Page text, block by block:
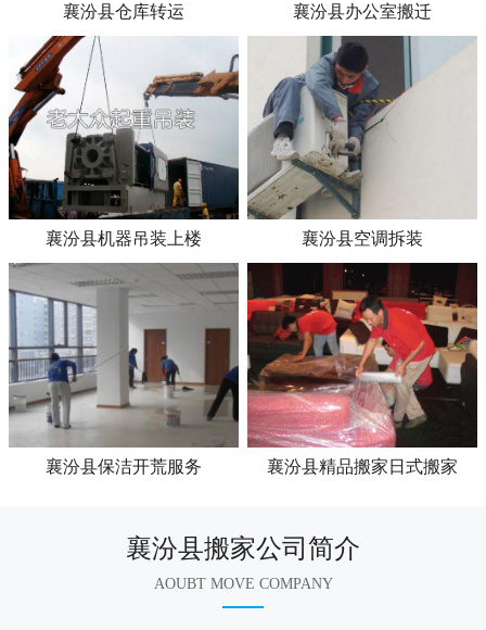
襄汾县仓库转运 襄汾县办公室搬迁
襄汾县机器吊装上楼 襄汾县空调拆装
襄汾县保洁开荒服务 襄汾县精品搬家日式搬家
襄汾县搬家公司简介
AOUBT MOVE COMPANY